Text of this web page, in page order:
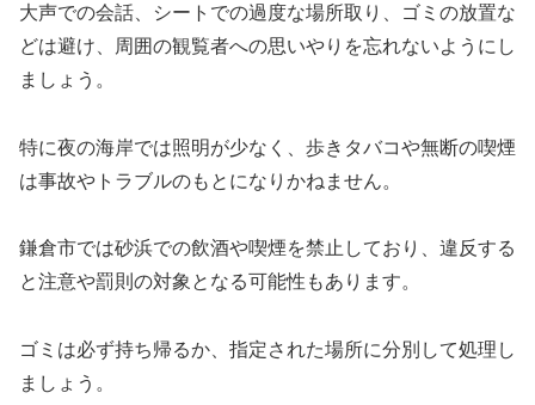
大声での会話、シートでの過度な場所取り、ゴミの放置な
どは避け、周囲の観覧者への思いやりを忘れないようにし
ましょう。
特に夜の海岸では照明が少なく、歩きタバコや無断の喫煙
は事故やトラブルのもとになりかねません。
鎌倉市では砂浜での飲酒や喫煙を禁止しており、違反する
と注意や罰則の対象となる可能性もあります。
ゴミは必ず持ち帰るか、指定された場所に分別して処理し
ましょう。